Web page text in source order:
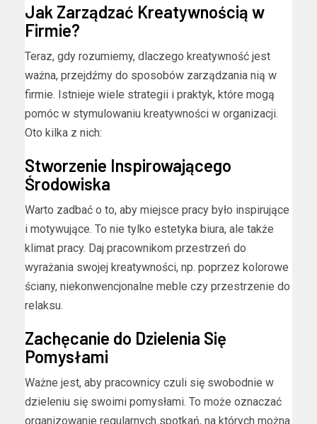
Jak Zarządzać Kreatywnością w
Firmie?
Teraz, gdy rozumiemy, dlaczego kreatywność jest
ważna, przejdźmy do sposobów zarządzania nią w
firmie. Istnieje wiele strategii i praktyk, które mogą
pomóc w stymulowaniu kreatywności w organizacji.
Oto kilka z nich:
Stworzenie Inspirowającego
Środowiska
Warto zadbać o to, aby miejsce pracy było inspirujące
i motywujące. To nie tylko estetyka biura, ale także
klimat pracy. Daj pracownikom przestrzeń do
wyrażania swojej kreatywności, np. poprzez kolorowe
ściany, niekonwencjonalne meble czy przestrzenie do
relaksu.
Zachęcanie do Dzielenia Się
Pomysłami
Ważne jest, aby pracownicy czuli się swobodnie w
dzieleniu się swoimi pomysłami. To może oznaczać
organizowanie regularnych spotkań, na których można